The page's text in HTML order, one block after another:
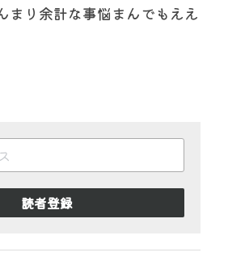
まり余計な事悩まんでもええ
読者登録